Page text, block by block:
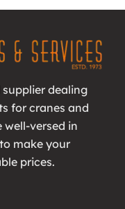
dealing
for cranes and
well-versed in
make your
prices.